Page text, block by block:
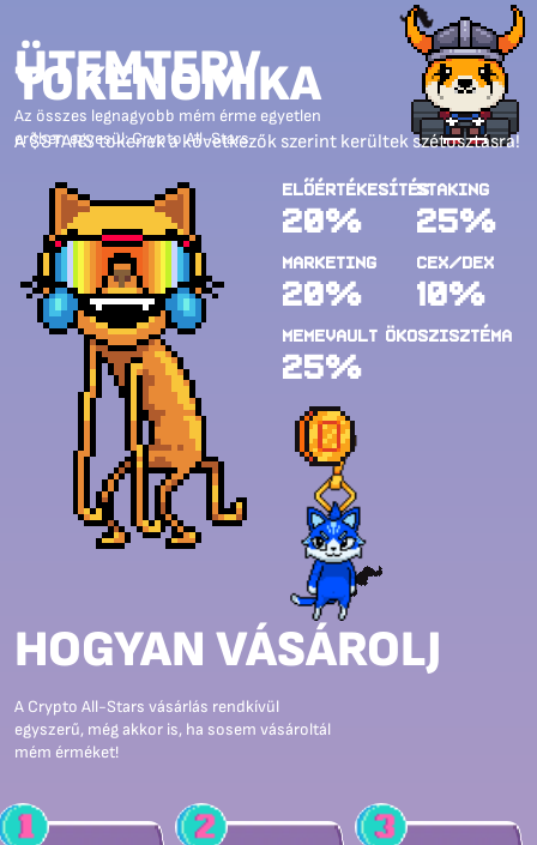
ÜTEMTERV
Az összes legnagyobb mém érme egyetlen
erőben egyesül: Crypto All-Stars.
TOKENOMIKA
A $STARS tokenek a következők szerint kerültek szétosztásra!
Előértékesítés
20%
Staking
25%
Marketing
20%
CEX/DEX
10%
MemeVault ökoszisztéma
25%
HOGYAN VÁSÁROLJ
A Crypto All-Stars vásárlás rendkívül
egyszerű, még akkor is, ha sosem vásároltál
mém érméket!